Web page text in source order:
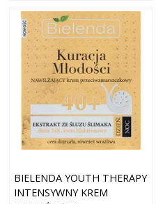
BIELENDA YOUTH THERAPY
INTENSYWNY KREM